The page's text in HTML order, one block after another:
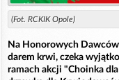
(Fot. RCKIK Opole)
Na Honorowych
darem krwi, czeka
ramach akcji "Choinka